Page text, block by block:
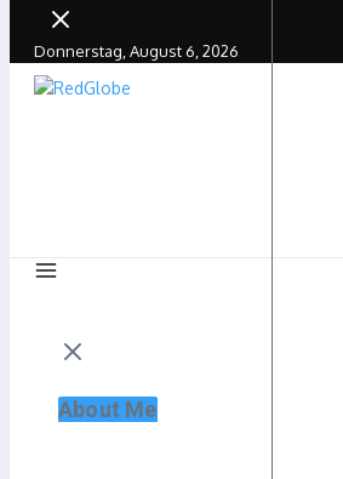
Donnerstag, August 6, 2026
About Me